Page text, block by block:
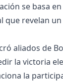
se basa
que revelan
aliados de
la victoria
la